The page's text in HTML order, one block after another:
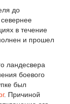
до
в течение
и прошел
ландесвера
боевого
был
. Причиной